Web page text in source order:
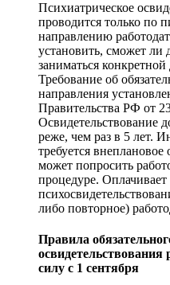
Психиатрическое
проводится только по
направлению
установить, сможет ли
заниматься конкретной
Требование об
направления
Правительства РФ от
Освидетельствование
реже, чем раз в 5 лет.
требуется внеплановое
может попросить
процедуре. Оплачивает
либо повторное)
Правила
освидетельствования
силу с 1 сентября